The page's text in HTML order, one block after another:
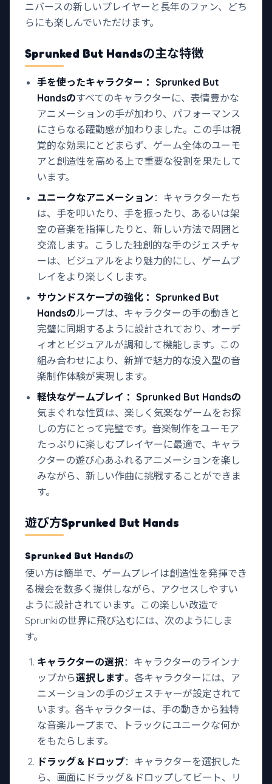
ニバースの新しいプレイヤーと長年のファン、どち
らにも楽しんでいただけます。
Sprunked But Handsの主な特徴
手を使ったキャラクター ：Sprunked But
Handsのすべてのキャラクターに、表情豊かな
アニメーションの手が加わり、パフォーマンス
にさらなる躍動感が加わりました。この手は視
覚的な効果にとどまらず、ゲーム全体のユーモ
アと創造性を高める上で重要な役割を果たして
います。
ユニークなアニメーション ：キャラクターたち
は、手を叩いたり、手を振ったり、あるいは架
空の音楽を指揮したりと、新しい方法で周囲と
交流します。こうした独創的な手のジェスチャ
ーは、ビジュアルをより魅力的にし、ゲームプ
レイをより楽しくします。
サウンドスケープの強化 ：Sprunked But
Handsのループは、キャラクターの手の動きと
完璧に同期するように設計されており、オーデ
ィオとビジュアルが調和して機能します。この
組み合わせにより、新鮮で魅力的な没入型の音
楽制作体験が実現します。
軽快なゲームプレイ ：Sprunked But Handsの
気まぐれな性質は、楽しく気楽なゲームをお探
しの方にとって完璧です。音楽制作をユーモア
たっぷりに楽しむプレイヤーに最適で、キャラ
クターの遊び心あふれるアニメーションを楽し
みながら、新しい作曲に挑戦することができま
す。
遊び方Sprunked But Hands
Sprunked But Handsの
使い方は簡単で、ゲームプレイは創造性を発揮でき
る機会を数多く提供しながら、アクセスしやすい
ように設計されています。この楽しい改造で
Sprunkiの世界に飛び込むには、次のようにしま
す。
キャラクターの選択：キャラクターのラインナ
ップから選択します。各キャラクターには、ア
ニメーションの手のジェスチャーが設定されて
います。各キャラクターは、手の動きから独特
な音楽ループまで、トラックにユニークな何か
をもたらします。
ドラッグ＆ドロップ：キャラクターを選択した
ら、画面にドラッグ＆ドロップしてビート、リ